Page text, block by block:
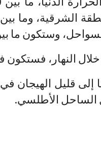
بين 05 و09 درجات في باقي ربوع
النهار، فستكون
إلى قليل الهيجان
الساحل الأطلسي.